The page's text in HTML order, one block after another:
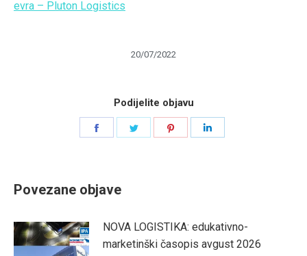
evra – Pluton Logistics
20/07/2022
Podijelite objavu
Povezane objave
NOVA LOGISTIKA: edukativno-
marketinški časopis avgust 2026